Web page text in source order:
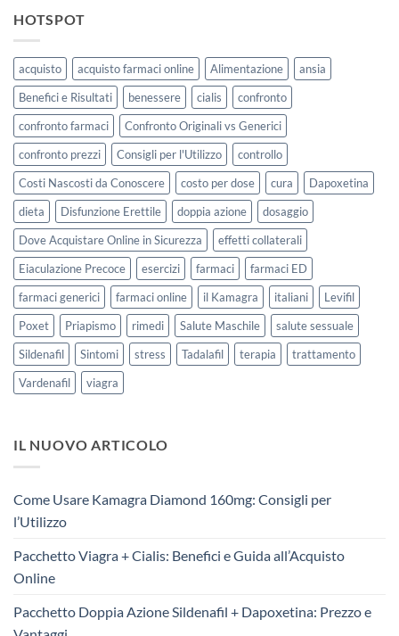
HOTSPOT
acquisto acquisto farmaci online Alimentazione
ansia
Benefici e Risultati
benessere cialis
confronto
confronto farmaci
Confronto Originali vs Generici
confronto prezzi
Consigli per l'Utilizzo
controllo
Costi Nascosti da Conoscere
costo per dose cura
Dapoxetina
dieta
Disfunzione Erettile doppia azione
dosaggio
Dove Acquistare Online in Sicurezza
effetti collaterali
Eiaculazione Precoce
esercizi farmaci
farmaci ED
farmaci generici
farmaci online il Kamagra italiani
Levifil
Poxet
Priapismo rimedi Salute Maschile
salute sessuale
Sildenafil
Sintomi stress Tadalafil terapia
trattamento
Vardenafil
viagra
IL NUOVO ARTICOLO
Come Usare Kamagra Diamond 160mg: Consigli per
l’Utilizzo
Pacchetto Viagra + Cialis: Benefici e Guida all’Acquisto
Online
Pacchetto Doppia Azione Sildenafil + Dapoxetina: Prezzo e